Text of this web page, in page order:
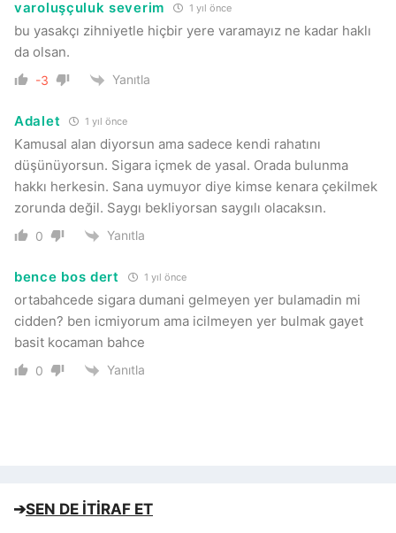
varoluşçuluk severim 1 yıl önce
bu yasakçı zihniyetle hiçbir yere varamayız ne kadar haklı
da olsan.
-3 Yanıtla
Adalet 1 yıl önce
Kamusal alan diyorsun ama sadece kendi rahatını
düşünüyorsun. Sigara içmek de yasal. Orada bulunma
hakkı herkesin. Sana uymuyor diye kimse kenara çekilmek
zorunda değil. Saygı bekliyorsan saygılı olacaksın.
0 Yanıtla
bence bos dert 1 yıl önce
ortabahcede sigara dumani gelmeyen yer bulamadin mi
cidden? ben icmiyorum ama icilmeyen yer bulmak gayet
basit kocaman bahce
0 Yanıtla
➔SEN DE İTİRAF ET